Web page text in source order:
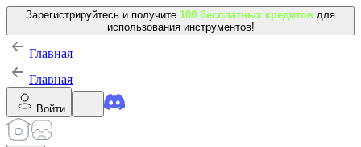
Зарегистрируйтесь и получите 100 бесплатных кредитов для
использования инструментов!
Главная
Главная
Войти